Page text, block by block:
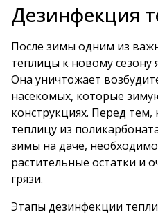
Дезинфекция
После зимы одним из
теплицы к новому сезону
Она уничтожает
насекомых, которые
конструкциях. Перед
теплицу из
зимы на даче,
растительные остатки и
грязи.
Этапы дезинфекции